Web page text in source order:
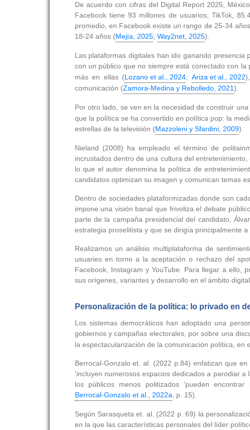
De acuerdo con cifras del Digital Report 2025,
Facebook tiene 93 millones de usuarios; TikTok,
promedio, en Facebook existe un rango de 25-34
18-24 años (Mejía, 2025; Way2net, 2025).
Las plataformas digitales han ido ganando
con un público que no siempre está conectado con
más en ellas (Lozano et al., 2024;Ariza et al., 2022
comunicación (Zamora‐Medina y Rebolledo, 2021).
Por otro lado, se ven en la necesidad de construir
que la política se ha convertido en política pop: la
estrellas de la televisión (Mazzoleni y Sfardini, 2009).
Nieland (2008) ha empleado el término de
incrustados dentro de una cultura del
lo que el autor denomina la política de
candidatos optimizan su imagen y comunican temas
Dentro de sociedades plataformizadas donde son
impone una visión banal que frivoliza el debate
parte de la campaña presidencial del candidato,
estrategia proselitista y que se dirigía principalmente
Realizamos un análisis multiplataforma de
usuaries en torno a la aceptación o rechazo del
Facebook, Instagram y YouTube. Para llegar a ello,
sus orígenes, variantes y desarrollo en el ámbito
Personalización de la política: lo privado en
Los sistemas democráticos han adoptado una
gobiernos y campañas electorales, por sobre una
la espectacularización de la comunicación política,
Berrocal-Gonzalo et. al. (2022 p.84) enfatizan que
'incluyen numerosos espacios dedicados a parodiar
los públicos menos politizados 'pueden
Berrocal-Gonzalo et al., 2022a, p. 15).
Según Sarasqueta et. al. (2022 p. 69) la
en la que las características personales del líder